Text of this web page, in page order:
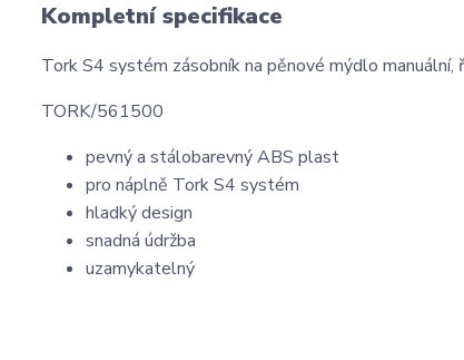
Kompletní specifikace
Tork S4 systém zásobník na pěnové mýdlo
TORK/561500
pevný a stálobarevný ABS plast
pro náplně Tork S4 systém
hladký design
snadná údržba
uzamykatelný